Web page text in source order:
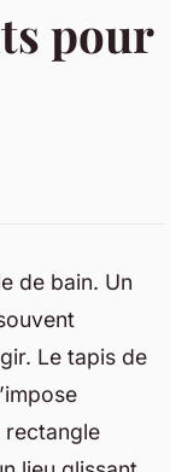
pour
de bain. Un
Le tapis de
rectangle